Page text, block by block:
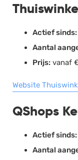
Actief sinds:
Aantal
Prijs: vanaf
Website
QShops
Actief sinds:
Aantal